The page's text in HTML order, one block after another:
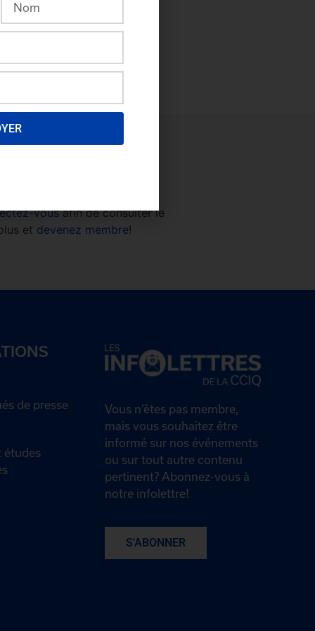
vousafin de consulter le
et devenez membre!
de presse
études
Vous n’êtes pas membre,
mais vous souhaitez être
informé sur nos événements
ou sur tout autre contenu
pertinent? Abonnez-vous à
notre infolettre!
S'ABONNER